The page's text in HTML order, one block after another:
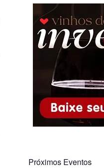
Próximos Eventos